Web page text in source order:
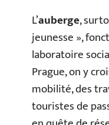
L’auberge,
jeunesse »,
laboratoire
Prague, on y
mobilité, des
touristes de